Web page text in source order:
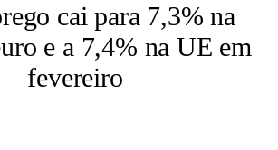
cai para 7,3% na
e a 7,4% na UE em
fevereiro